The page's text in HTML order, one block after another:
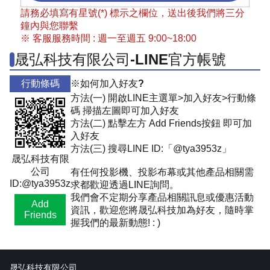
請務必填寫有星號(*) 標示之欄位，送出後我們將三分
鐘內與您聯繫
※ 客服服務時間 : 週一至週五 9:00~18:00
晟弘科技有限公司-LINE官方帳號
行動條碼
晟弘科技有限
公司
ID:@tya3953z
Add
Friends
※如何加入好友?
方法(一) 開啟LINE主選單>加入好友>行動條
碼 掃描左圖即可加入好友
方法(二) 點擊左方 Add Friends按鈕 即可加
入好友
方法(三) 搜尋LINE ID:「@tya3953z」
有任何投影機、投影布幕或其他產品相關需
求都歡迎透過LINE詢問。
我們會不定期分享產品相關訊息或優惠活動
資訊，歡迎您將晟弘科技加為好友，隨時掌
握我們的最新動態! : )
晟弘科技有限公司